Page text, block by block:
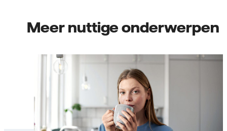
Meer nuttige onderwerpen